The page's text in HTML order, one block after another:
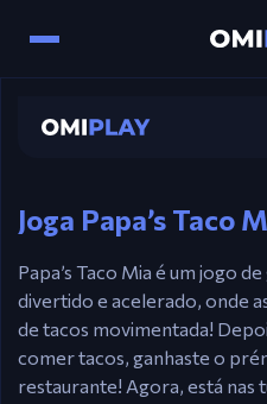
Papa's
Rato – Receber
Joga Papa’s Taco
Papa’s Taco Mia é um jogo
divertido e acelerado, onde
de tacos movimentada!
comer tacos, ganhaste o
restaurante! Agora, está nas